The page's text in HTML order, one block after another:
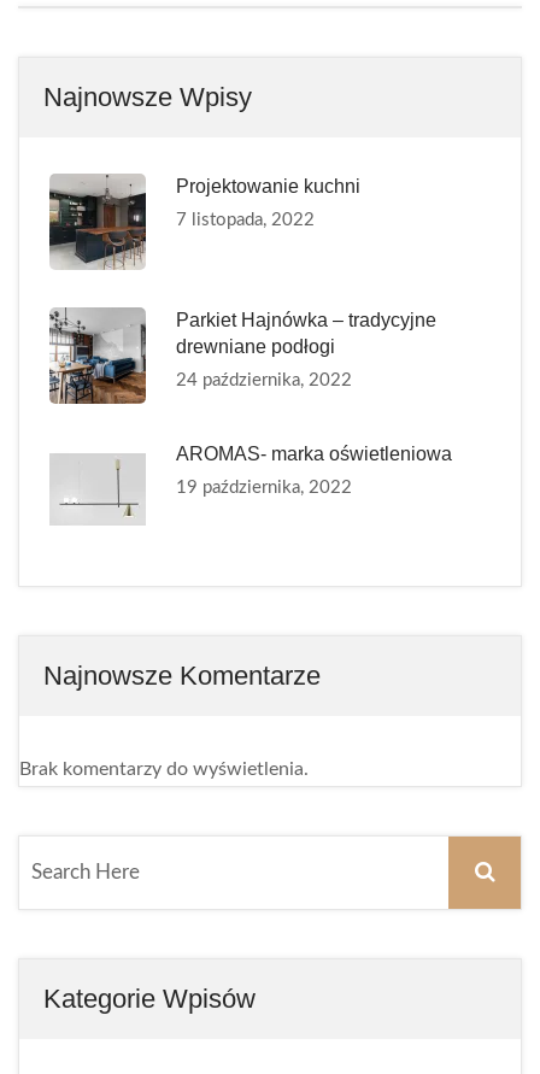
Najnowsze Wpisy
Projektowanie kuchni
7 listopada, 2022
Parkiet Hajnówka – tradycyjne
drewniane podłogi
24 października, 2022
AROMAS- marka oświetleniowa
19 października, 2022
Najnowsze Komentarze
Brak komentarzy do wyświetlenia.
Kategorie Wpisów